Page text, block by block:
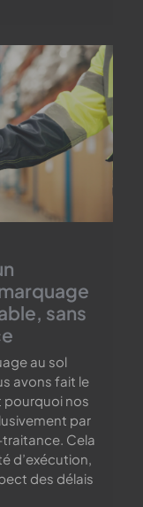
sans
au sol
avons fait le
pourquoi nos
par
Cela
d’exécution,
des délais